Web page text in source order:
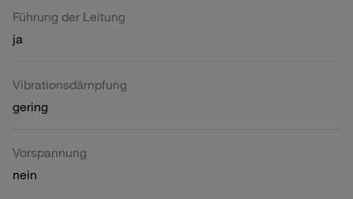
Führung der Leitung
ja
Vibrationsdämpfung
gering
Vorspannung
nein